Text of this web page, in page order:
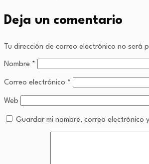
Deja un comentario
Tu dirección de correo electrónico no será
Nombre *
Correo electrónico *
Web
Guardar mi nombre, correo